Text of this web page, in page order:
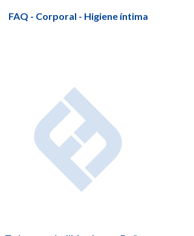
FAQ - Corporal - Higiene íntima